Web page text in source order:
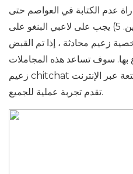
عدم الكتابة في العواصم حتى
لا تخلط بين اللاعبين الآخرين. 5) يجب على لاعبي البنغو على
زعيم محادثة ، إذا تم القبض
بها. سوف تساعد هذه المجاملات
زعيم chitchat وستكون متأكداً من لعبة بنغو ممتعة عبر الإنترنت
تقدم تجربة عملية للجميع.